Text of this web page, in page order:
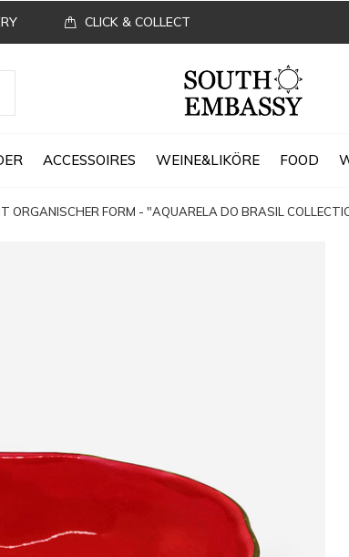
ACCESSOIRES WEINE&LIKÖRE FOOD
CLICK & COLLECT
ORGANISCHER FORM - "AQUARELA DO BRASIL